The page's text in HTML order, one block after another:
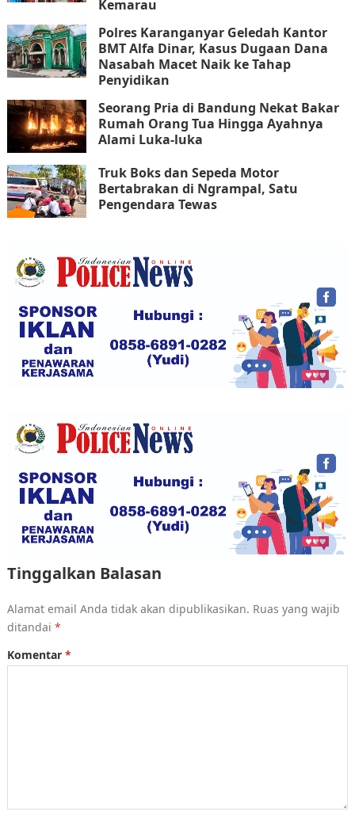
Kemarau
Polres Karanganyar Geledah Kantor
BMT Alfa Dinar, Kasus Dugaan Dana
Nasabah Macet Naik ke Tahap
Penyidikan
Seorang Pria di Bandung Nekat Bakar
Rumah Orang Tua Hingga Ayahnya
Alami Luka-luka
Truk Boks dan Sepeda Motor
Bertabrakan di Ngrampal, Satu
Pengendara Tewas
Tinggalkan Balasan
Alamat email Anda tidak akan dipublikasikan. Ruas yang wajib
ditandai *
Komentar *